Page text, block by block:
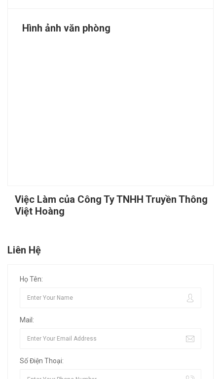
Hình ảnh văn phòng
Việc Làm của Công Ty TNHH Truyền Thông
Việt Hoàng
Liên Hệ
Họ Tên:
Mail:
Số Điện Thoại: